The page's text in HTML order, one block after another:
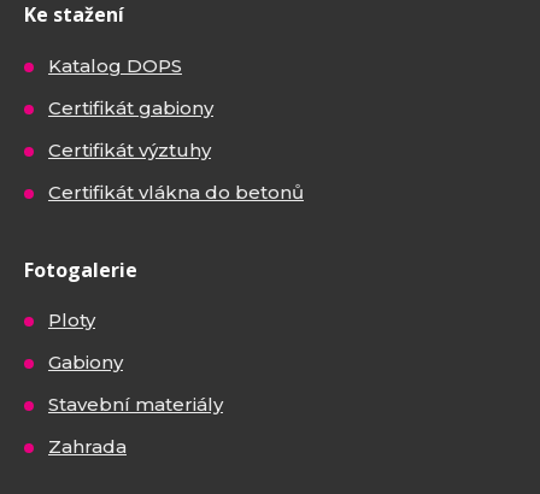
Ke stažení
Katalog DOPS
Certifikát gabiony
Certifikát výztuhy
Certifikát vlákna do betonů
Fotogalerie
Ploty
Gabiony
Stavební materiály
Zahrada